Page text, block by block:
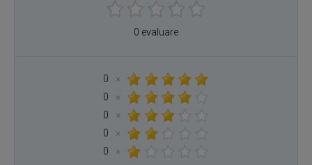
0 evaluare
0
×
0
×
0
×
0
×
0
×